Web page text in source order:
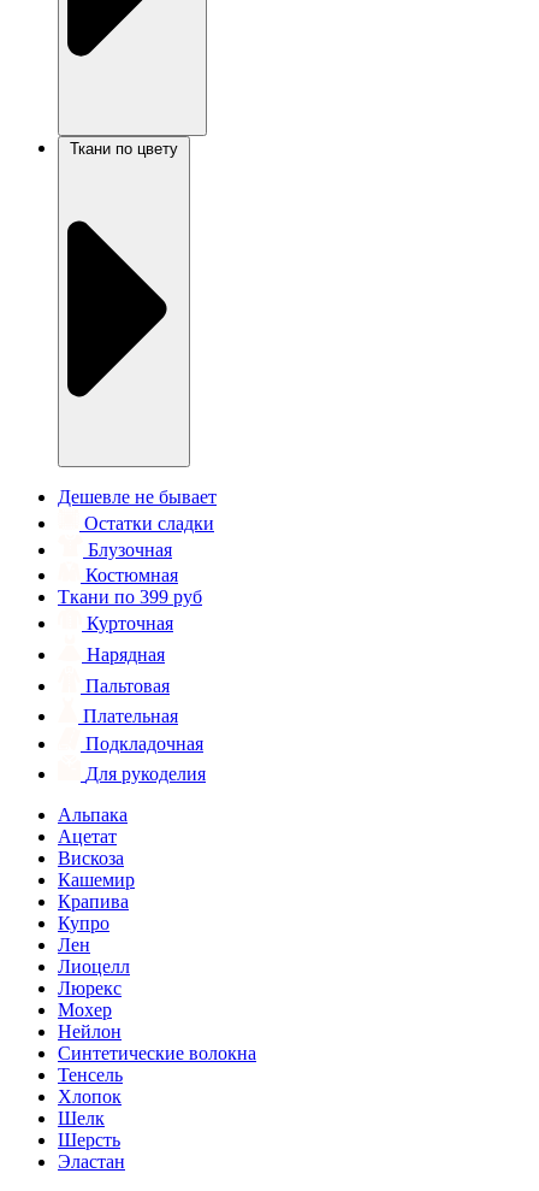
Дешевле не бывает
Остатки сладки
Блузочная
Костюмная
Ткани по 399 руб
Курточная
Нарядная
Пальтовая
Плательная
Подкладочная
Для рукоделия
Альпака
Ацетат
Вискоза
Кашемир
Крапива
Купро
Лен
Лиоцелл
Люрекс
Мохер
Нейлон
Синтетические волокна
Тенсель
Хлопок
Шелк
Шерсть
Эластан